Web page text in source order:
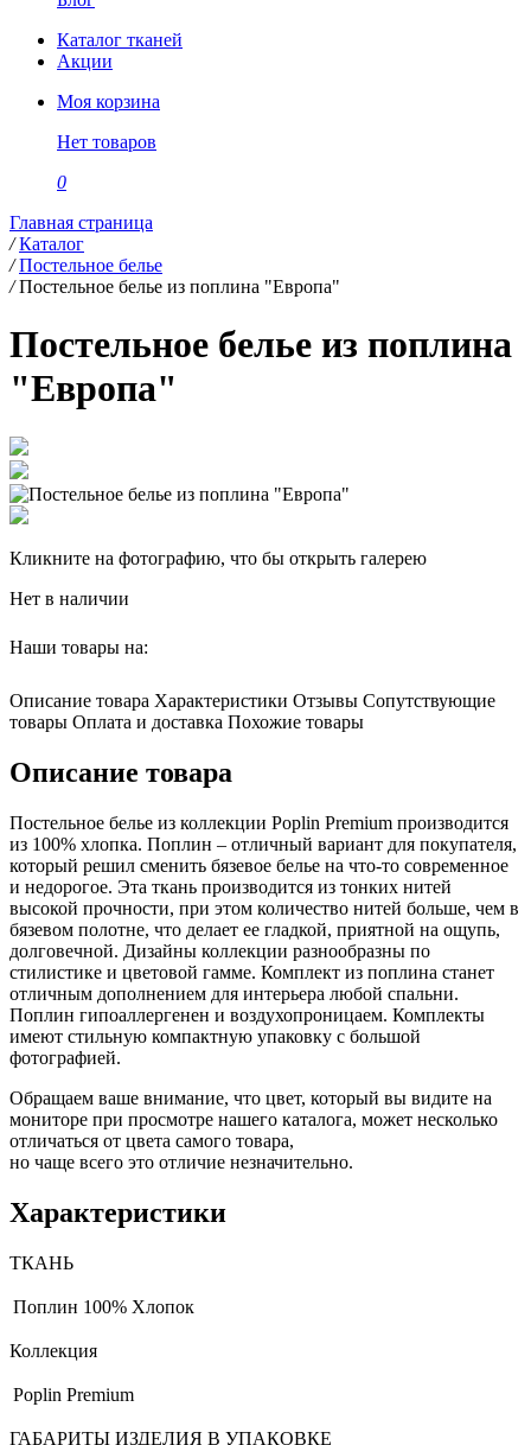
Каталог тканей
Акции
Моя корзина
Нет товаров
0
Главная страница
/ Каталог
/ Постельное белье
/ Постельное белье из поплина "Европа"
Постельное белье из поплина
"Европа"
Кликните на фотографию, что бы открыть галерею
Нет в наличии
Наши товары на:
Описание товара Характеристики Отзывы Сопутствующие
товары Оплата и доставка Похожие товары
Описание товара
Постельное белье из коллекции Poplin Premium производится
из 100% хлопка. Поплин – отличный вариант для покупателя,
который решил сменить бязевое белье на что-то современное
и недорогое. Эта ткань производится из тонких нитей
высокой прочности, при этом количество нитей больше, чем в
бязевом полотне, что делает ее гладкой, приятной на ощупь,
долговечной. Дизайны коллекции разнообразны по
стилистике и цветовой гамме. Комплект из поплина станет
отличным дополнением для интерьера любой спальни.
Поплин гипоаллергенен и воздухопроницаем. Комплекты
имеют стильную компактную упаковку с большой
фотографией.
Обращаем ваше внимание, что цвет, который вы видите на
мониторе при просмотре нашего каталога, может несколько
отличаться от цвета самого товара,
но чаще всего это отличие незначительно.
Характеристики
ТКАНЬ
Поплин 100% Хлопок
Коллекция
Poplin Premium
ГАБАРИТЫ ИЗДЕЛИЯ В УПАКОВКЕ